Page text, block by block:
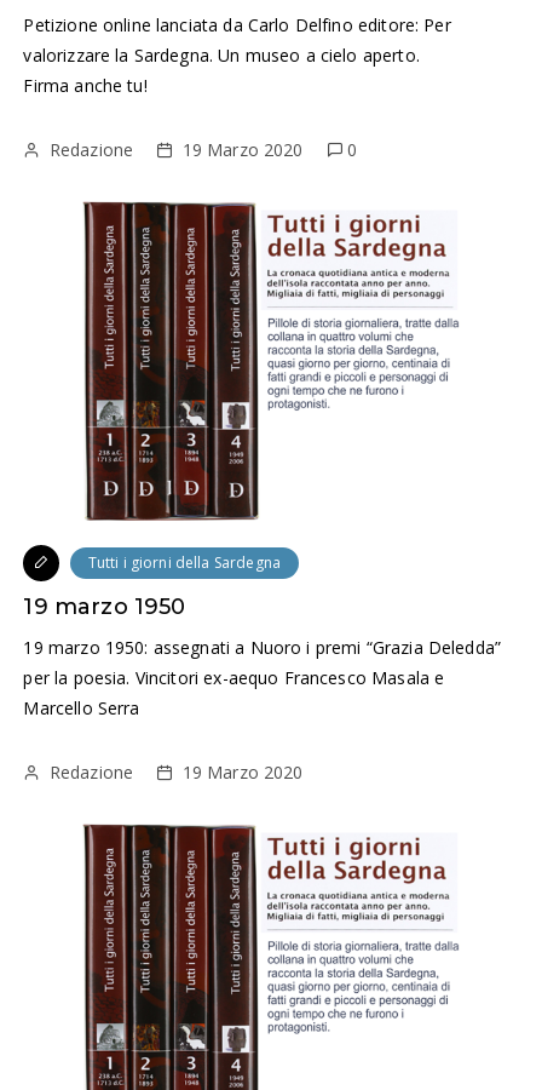
Petizione online lanciata da Carlo Delfino editore: Per
valorizzare la Sardegna. Un museo a cielo aperto.
Firma anche tu!
Redazione 19 Marzo 2020 0
Tutti i giorni della Sardegna
19 marzo 1950
19 marzo 1950: assegnati a Nuoro i premi “Grazia Deledda”
per la poesia. Vincitori ex-aequo Francesco Masala e
Marcello Serra
Redazione 19 Marzo 2020